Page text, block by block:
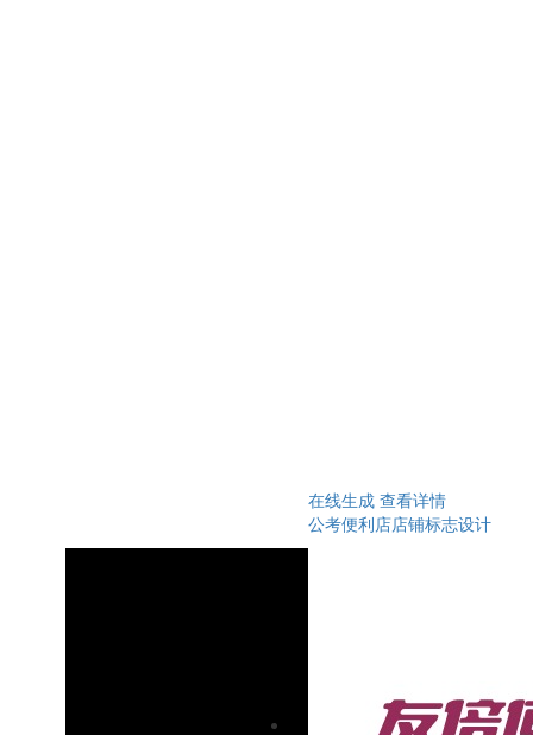
在线生成 查看详情
公考便利店店铺标志设计